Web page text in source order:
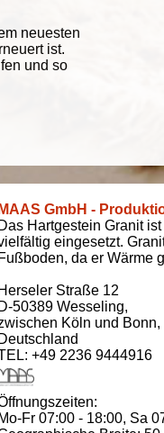
neuesten
ist.
und so
MAAS GmbH -
Das Hartgestein Granit
eingesetzt.
Fußboden, da er Wärme
Herseler Straße 12
D-50389 Wesseling,
Köln und Bonn,
Deutschland
+49 2236 9444916
Mo-Fr 07:00 - 18:00, Sa